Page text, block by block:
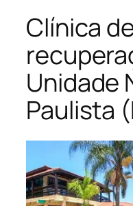
Clínica
Unidade
Paulista